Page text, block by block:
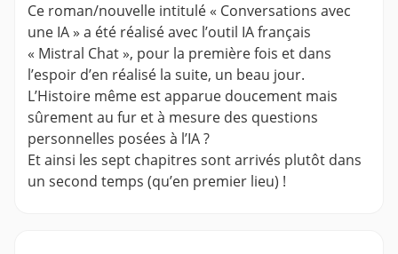
Ce roman/nouvelle intitulé « Conversations avec
une IA » a été réalisé avec l’outil IA français
« Mistral Chat », pour la première fois et dans
l’espoir d’en réalisé la suite, un beau jour.
L’Histoire même est apparue doucement mais
sûrement au fur et à mesure des questions
personnelles posées à l’IA ?
Et ainsi les sept chapitres sont arrivés plutôt dans
un second temps (qu’en premier lieu) !